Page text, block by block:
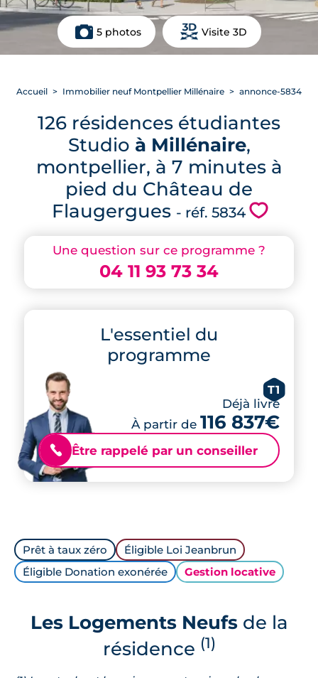
5 photos Visite 3D
Une question sur ce programme ?
04 11 93 73 34
L'essentiel du
programme
T1
Déjà livré
À partir de 116 837€
📞 Être rappelé par un conseiller
Accueil Immobilier neuf Montpellier Millénaire annonce-5834
126 résidences étudiantes
Studio à Millénaire,
montpellier, à 7 minutes à
pied du Château de
Flaugergues - réf. 5834 💗
Prêt à taux zéro
Éligible Loi Jeanbrun
Éligible Donation exonérée
Gestion locative
Les Logements Neufsde la
résidence (1)